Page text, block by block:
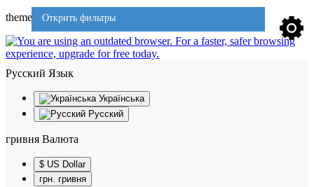
Открить фильтры
theme701
Русский Язык
Українська
Русский
гривня Валюта
$ US Dollar
грн. гривня